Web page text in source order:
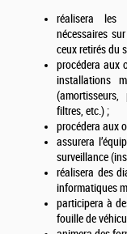
réalisera les
nécessaires
ceux retirés du
procédera aux
installations
(amortisseurs,
filtres, etc.) ;
procédera aux
assurera
surveillance
réalisera des
informatiques
participera à
fouille de